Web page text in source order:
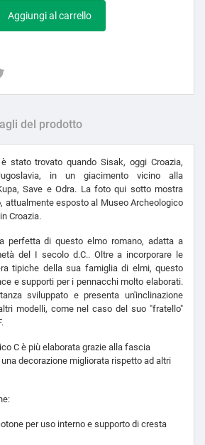
Aggiungi al carrello
del prodotto
stato trovato quando Sisak, oggi Croazia,
in un giacimento vicino alla
Save e Odra. La foto qui sotto mostra
attualmente esposto al Museo Archeologico
Croazia.
perfetta di questo elmo romano, adatta a
del I secolo d.C.. Oltre a incorporare le
tipiche della sua famiglia di elmi, questo
e supporti per i pennacchi molto elaborati.
sviluppato e presenta un'inclinazione
modelli, come nel caso del suo "fratello"
C è più elaborata grazie alla fascia
decorazione migliorata rispetto ad altri
per uso interno e supporto di cresta